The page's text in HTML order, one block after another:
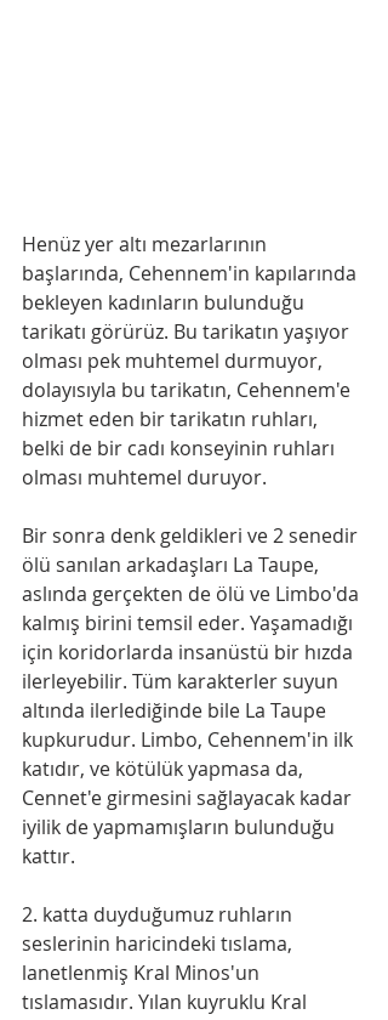
Henüz yer altı mezarlarının
başlarında, Cehennem'in kapılarında
bekleyen kadınların bulunduğu
tarikatı görürüz. Bu tarikatın yaşıyor
olması pek muhtemel durmuyor,
dolayısıyla bu tarikatın, Cehennem'e
hizmet eden bir tarikatın ruhları,
belki de bir cadı konseyinin ruhları
olması muhtemel duruyor.
Bir sonra denk geldikleri ve 2 senedir
ölü sanılan arkadaşları La Taupe,
aslında gerçekten de ölü ve Limbo'da
kalmış birini temsil eder. Yaşamadığı
için koridorlarda insanüstü bir hızda
ilerleyebilir. Tüm karakterler suyun
altında ilerlediğinde bile La Taupe
kupkurudur. Limbo, Cehennem'in ilk
katıdır, ve kötülük yapmasa da,
Cennet'e girmesini sağlayacak kadar
iyilik de yapmamışların bulunduğu
kattır.
2. katta duyduğumuz ruhların
seslerinin haricindeki tıslama,
lanetlenmiş Kral Minos'un
tıslamasıdır. Yılan kuyruklu Kral